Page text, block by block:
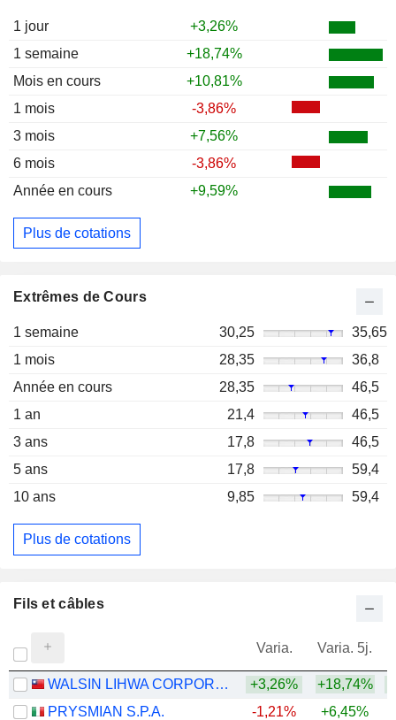
1 jour
+3,26%
1 semaine
+18,74%
Mois en cours
+10,81%
1 mois
-3,86%
3 mois
+7,56%
6 mois
-3,86%
Année en cours
+9,59%
Plus de cotations
Extrêmes de Cours
1 semaine 30,25
35,65
1 mois
28,35
36,8
Année en cours
28,35
46,5
1 an
21,4
46,5
3 ans
17,8
46,5
5 ans
17,8
59,4
10 ans
9,85 59,4
Plus de cotations
Fils et câbles
Varia. Varia. 5j.
WALSIN LIHWA CORPORATION +3,26% +18,74%
PRYSMIAN S.P.A.
-1,21% +6,45%